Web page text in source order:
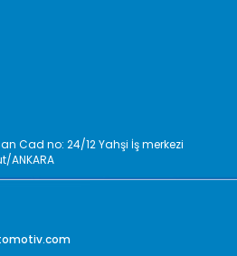
Cad no: 24/12 Yahşi İş merkezi
ANKARA